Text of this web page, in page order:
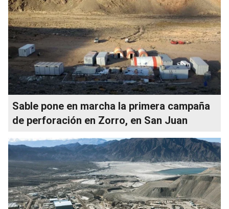
Sable pone en marcha la primera campaña
de perforación en Zorro, en San Juan